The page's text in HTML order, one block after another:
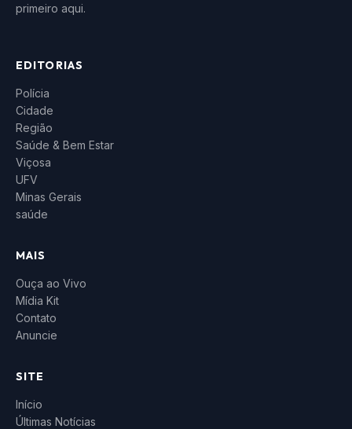
primeiro aqui.
EDITORIAS
Polícia
Cidade
Região
Saúde & Bem Estar
Viçosa
UFV
Minas Gerais
saúde
MAIS
Ouça ao Vivo
Mídia Kit
Contato
Anuncie
SITE
Início
Últimas Notícias